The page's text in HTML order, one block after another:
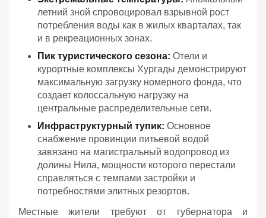
летний зной спровоцировал взрывной рост
потребления воды как в жилых кварталах, так
и в рекреационных зонах.
Пик туристического сезона: Отели и
курортные комплексы Хургады демонстрируют
максимальную загрузку номерного фонда, что
создает колоссальную нагрузку на
центральные распределительные сети.
Инфраструктурный тупик: Основное
снабжение провинции питьевой водой
завязано на магистральный водопровод из
долины Нила, мощности которого перестали
справляться с темпами застройки и
потребностями элитных резортов.
Местные жители требуют от губернатора и